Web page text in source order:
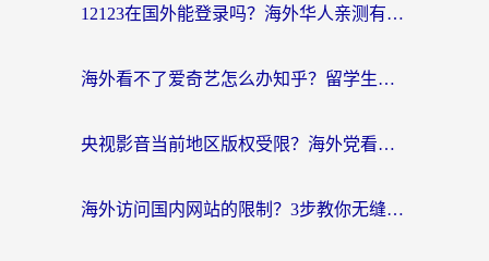
12123在国外能登录吗？海外华人亲测有效的回国加速器选择指南
海外看不了爱奇艺怎么办知乎？留学生亲测有效的回国加速方案
央视影音当前地区版权受限？海外党看国内剧、追电视台的终极解决方案
海外访问国内网站的限制？3步教你无缝解锁国内资源（附实测最优工具）